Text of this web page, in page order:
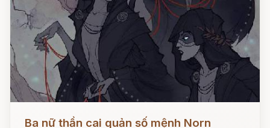
Ba nữ thần cai quản số mệnh Norn